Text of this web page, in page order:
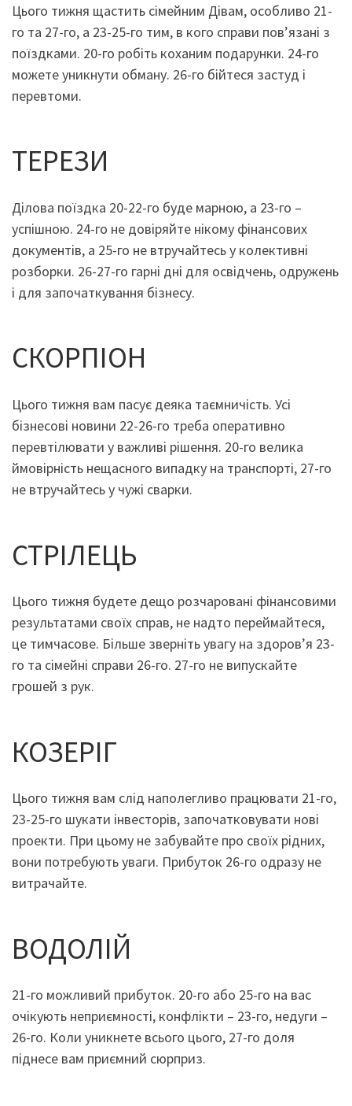
Цього тижня щастить сімейним Дівам, особливо 21-
го та 27-го, а 23-25-го тим, в кого справи пов’язані з
поїздками. 20-го робіть коханим подарунки. 24-го
можете уникнути обману. 26-го бійтеся застуд і
перевтоми.
ТЕРЕЗИ
Ділова поїздка 20-22-го буде марною, а 23-го –
успішною. 24-го не довіряйте нікому фінансових
документів, а 25-го не втручайтесь у колективні
розборки. 26-27-го гарні дні для освідчень, одружень
і для започаткування бізнесу.
СКОРПІОН
Цього тижня вам пасує деяка таємничість. Усі
бізнесові новини 22-26-го треба оперативно
перевтілювати у важливі рішення. 20-го велика
ймовірність нещасного випадку на транспорті, 27-го
не втручайтесь у чужі сварки.
СТРІЛЕЦЬ
Цього тижня будете дещо розчаровані фінансовими
результатами своїх справ, не надто переймайтеся,
це тимчасове. Більше зверніть увагу на здоров’я 23-
го та сімейні справи 26-го. 27-го не випускайте
грошей з рук.
КОЗЕРІГ
Цього тижня вам слід наполегливо працювати 21-го,
23-25-го шукати інвесторів, започатковувати нові
проекти. При цьому не забувайте про своїх рідних,
вони потребують уваги. Прибуток 26-го одразу не
витрачайте.
ВОДОЛІЙ
21-го можливий прибуток. 20-го або 25-го на вас
очікують неприємності, конфлікти – 23-го, недуги –
26-го. Коли уникнете всього цього, 27-го доля
піднесе вам приємний сюрприз.